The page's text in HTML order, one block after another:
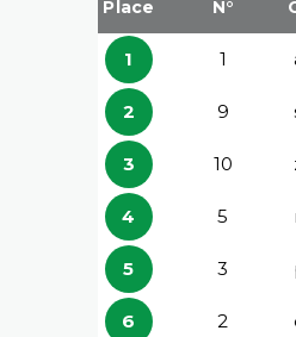
Place N°
1 1
2 9
3 10
4 5
5 3
6 2